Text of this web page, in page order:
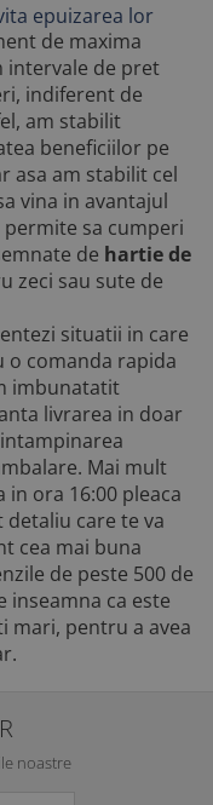
epuizarea lor
de maxima
intervale de pret
indiferent de
am stabilit
beneficiilor pe
asa am stabilit cel
vina in avantajul
sa cumperi
de hartie de
zeci sau sute de
situatii in care
o comanda rapida
imbunatatit
livrarea in doar
Mai mult
ora 16:00 pleaca
detaliu care te va
cea mai buna
de peste 500 de
inseamna ca este
mari, pentru a avea
noastre